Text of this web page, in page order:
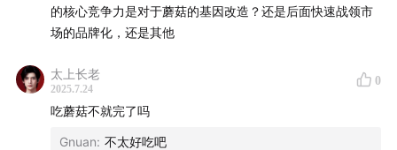
2020 年，他放弃沃顿 MBA、离开 BCG，回到中国，去
了云南香格里拉。本来只是想尝一口记忆里的蘑菇，结果
误打误撞做出了一个新品牌。
的核心竞争力是对于蘑菇的基因改造？还是后面快速战领市
场的品牌化，还是其他
太上长老
2025.7.24
0
吃蘑菇不就完了吗
Gnuan: 不太好吃吧